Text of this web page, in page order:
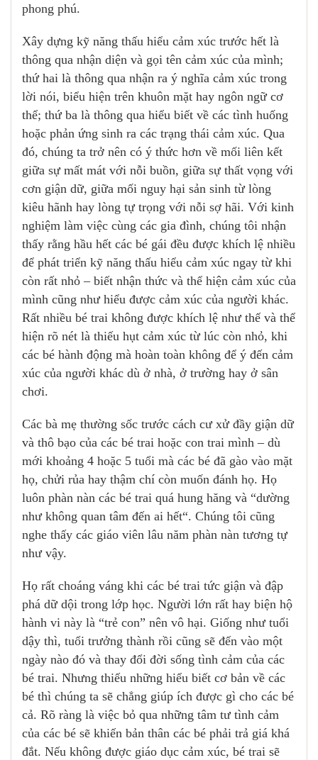
phong phú.
Xây dựng kỹ năng thấu hiểu cảm xúc trước hết là
thông qua nhận diện và gọi tên cảm xúc của mình;
thứ hai là thông qua nhận ra ý nghĩa cảm xúc trong
lời nói, biểu hiện trên khuôn mặt hay ngôn ngữ cơ
thể; thứ ba là thông qua hiểu biết về các tình huống
hoặc phản ứng sinh ra các trạng thái cảm xúc. Qua
đó, chúng ta trở nên có ý thức hơn về mối liên kết
giữa sự mất mát với nỗi buồn, giữa sự thất vọng với
cơn giận dữ, giữa mối nguy hại sản sinh từ lòng
kiêu hãnh hay lòng tự trọng với nỗi sợ hãi. Với kinh
nghiệm làm việc cùng các gia đình, chúng tôi nhận
thấy rằng hầu hết các bé gái đều được khích lệ nhiều
để phát triển kỹ năng thấu hiểu cảm xúc ngay từ khi
còn rất nhỏ – biết nhận thức và thể hiện cảm xúc của
mình cũng như hiểu được cảm xúc của người khác.
Rất nhiều bé trai không được khích lệ như thế và thể
hiện rõ nét là thiếu hụt cảm xúc từ lúc còn nhỏ, khi
các bé hành động mà hoàn toàn không để ý đến cảm
xúc của người khác dù ở nhà, ở trường hay ở sân
chơi.
Các bà mẹ thường sốc trước cách cư xử đầy giận dữ
và thô bạo của các bé trai hoặc con trai mình – dù
mới khoảng 4 hoặc 5 tuổi mà các bé đã gào vào mặt
họ, chửi rủa hay thậm chí còn muốn đánh họ. Họ
luôn phàn nàn các bé trai quá hung hăng và “dường
như không quan tâm đến ai hết“. Chúng tôi cũng
nghe thấy các giáo viên lâu năm phàn nàn tương tự
như vậy.
Họ rất choáng váng khi các bé trai tức giận và đập
phá dữ dội trong lớp học. Người lớn rất hay biện hộ
hành vi này là “trẻ con” nên vô hại. Giống như tuổi
dậy thì, tuổi trưởng thành rồi cũng sẽ đến vào một
ngày nào đó và thay đổi đời sống tình cảm của các
bé trai. Nhưng thiếu những hiểu biết cơ bản về các
bé thì chúng ta sẽ chẳng giúp ích được gì cho các bé
cả. Rõ ràng là việc bỏ qua những tâm tư tình cảm
của các bé sẽ khiến bản thân các bé phải trả giá khá
đắt. Nếu không được giáo dục cảm xúc, bé trai sẽ